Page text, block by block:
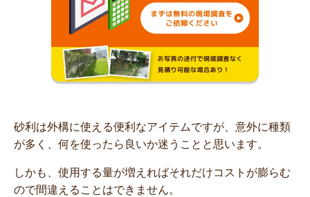
砂利は外構に使える便利なアイテムですが、意外に種類
が多く、何を使ったら良いか迷うことと思います。
しかも、使用する量が増えればそれだけコストが膨らむ
ので間違えることはできません。